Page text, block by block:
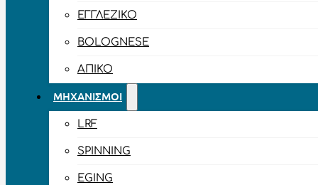
ΕΓΓΛΈΖΙΚΟ
BOLOGNESE
ΑΠΊΚΟ
ΜΗΧΑΝΙΣΜΟΊ
LRF
SPINNING
EGING